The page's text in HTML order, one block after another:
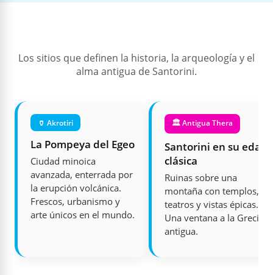
Los sitios que definen la historia, la arqueología y el
alma antigua de Santorini.
🏺 Akrotiri
La Pompeya del Egeo
Ciudad minoica
avanzada, enterrada por
la erupción volcánica.
Frescos, urbanismo y
arte únicos en el mundo.
🏛️ Antigua Thera
Santorini en su edad
clásica
Ruinas sobre una
montaña con templos,
teatros y vistas épicas.
Una ventana a la Grecia
antigua.